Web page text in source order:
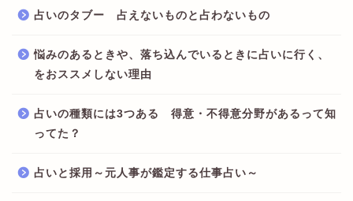
占いのタブー 占えないものと占わないもの
悩みのあるときや、落ち込んでいるときに占いに行く、
をおススメしない理由
占いの種類には3つある 得意・不得意分野があるって知
ってた？
占いと採用～元人事が鑑定する仕事占い～